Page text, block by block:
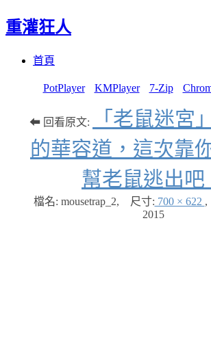
重灌狂人
首頁
PotPlayer KMPlayer 7-Zip
⬅ 回看原文:
「老鼠迷宮
的華容道，這次靠
幫老鼠逃出吧
檔名: mousetrap_2, 尺寸: 700 × 622
2015